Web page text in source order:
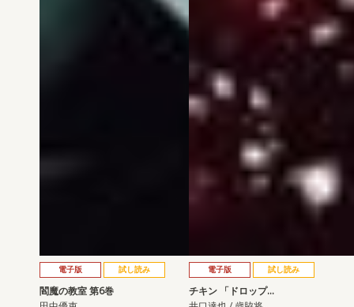
電子版 試し読み
閻魔の教室 第6巻
電子版 試し読み
チキン 「ドロップ…